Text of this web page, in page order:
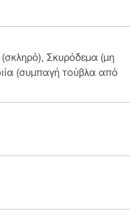
Σκυρόδεμα (μη
(συμπαγή τούβλα από